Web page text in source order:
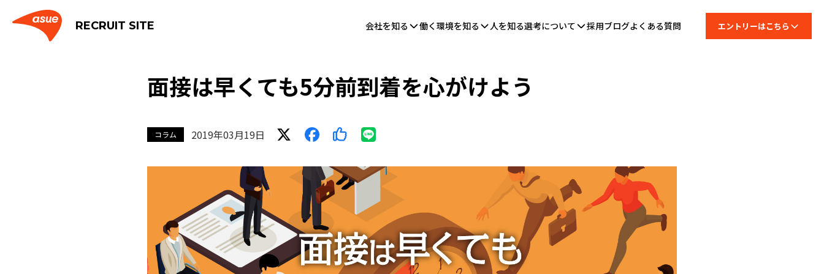
RECRUIT SITE 会社を知る 働く環境を知る 人を知る選考について 採用ブログよくある質問 エントリーはこちら
面接は早くても5分前到着を心がけよう
コラム 2019年03月19日